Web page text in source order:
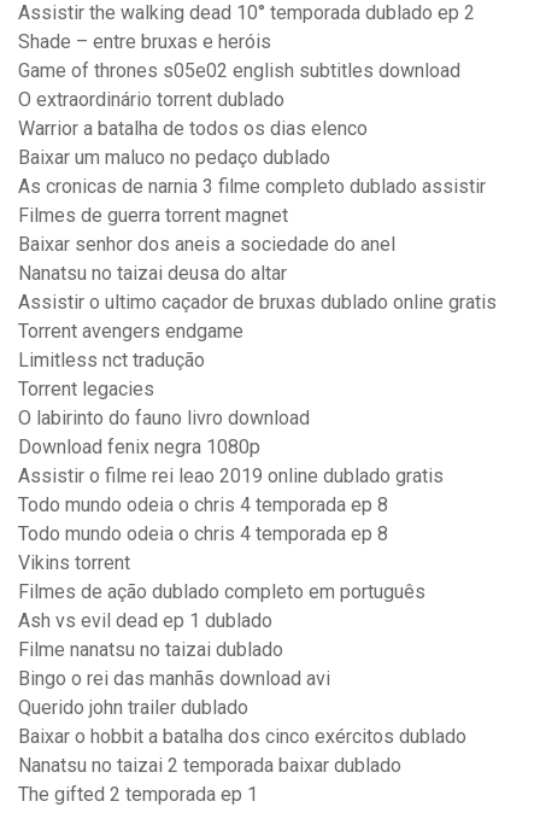
Assistir the walking dead 10° temporada dublado ep 2
Shade – entre bruxas e heróis
Game of thrones s05e02 english subtitles download
O extraordinário torrent dublado
Warrior a batalha de todos os dias elenco
Baixar um maluco no pedaço dublado
As cronicas de narnia 3 filme completo dublado assistir
Filmes de guerra torrent magnet
Baixar senhor dos aneis a sociedade do anel
Nanatsu no taizai deusa do altar
Assistir o ultimo caçador de bruxas dublado online gratis
Torrent avengers endgame
Limitless nct tradução
Torrent legacies
O labirinto do fauno livro download
Download fenix negra 1080p
Assistir o filme rei leao 2019 online dublado gratis
Todo mundo odeia o chris 4 temporada ep 8
Todo mundo odeia o chris 4 temporada ep 8
Vikins torrent
Filmes de ação dublado completo em português
Ash vs evil dead ep 1 dublado
Filme nanatsu no taizai dublado
Bingo o rei das manhãs download avi
Querido john trailer dublado
Baixar o hobbit a batalha dos cinco exércitos dublado
Nanatsu no taizai 2 temporada baixar dublado
The gifted 2 temporada ep 1